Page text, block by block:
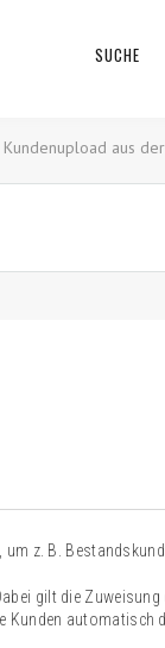
SUCHE
Kundenupload aus
z. B.
gilt die
Kunden automatisch